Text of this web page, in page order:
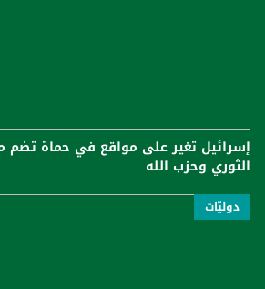
إسرائيل تغير على مواقع في حماة
الثوري وحزب الله
دوليّات